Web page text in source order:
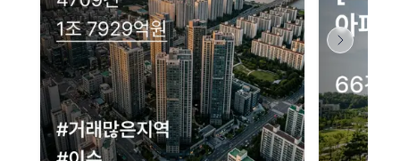
네이버 지도 연결 안내
현재 네이버 지도 연결이 원활하지 않아 지도를 불러올 수 없습니다.
이용에 불편을 드려 죄송합니다.
다시 시도